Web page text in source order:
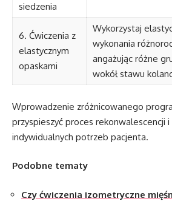
siedzenia
6. Ćwiczenia z
elastycznym
opaskami
Wykorzystaj
wykonania
angażując różne
wokół stawu
Wprowadzenie zróżnicowanego
przyspieszyć proces rekonwalescencji
indywidualnych potrzeb pacjenta.
Podobne tematy
Czy ćwiczenia izometryczne